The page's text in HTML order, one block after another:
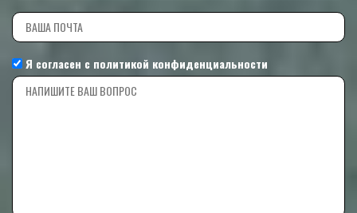
Я согласен с политикой конфиденциальности